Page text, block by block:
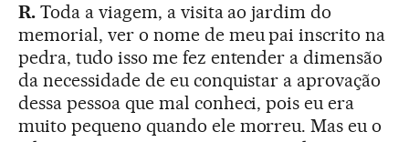
R.Toda a viagem, a visita ao jardim do
memorial, ver o nome de meu pai inscrito na
pedra, tudo isso me fez entender a dimensão
da necessidade de eu conquistar a aprovação
dessa pessoa que mal conheci, pois eu era
muito pequeno quando ele morreu. Mas eu o